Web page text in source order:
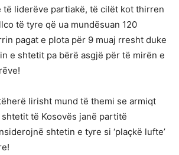
të liderëve partiakë, të cilët kot thirren
të tyre që ua mundësuan 120
pagat e plota për 9 muaj rresht duke
e shtetit pa bërë asgjë për të mirën e
lirisht mund të themi se armiqt
të Kosovës janë partitë
shtetin e tyre si ‘plaçkë lufte’